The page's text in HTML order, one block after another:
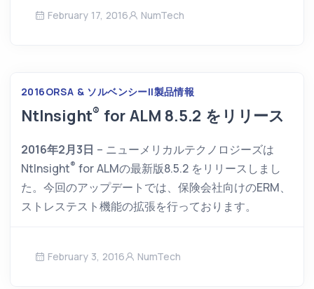
February 17, 2016 NumTech
2016ORSA & ソルベンシーII製品情報
NtInsight® for ALM 8.5.2 をリリース
2016年2月3日 – ニューメリカルテクノロジーズは
NtInsight® for ALMの最新版8.5.2 をリリースしまし
た。今回のアップデートでは、保険会社向けのERM、
ストレステスト機能の拡張を行っております。
February 3, 2016 NumTech